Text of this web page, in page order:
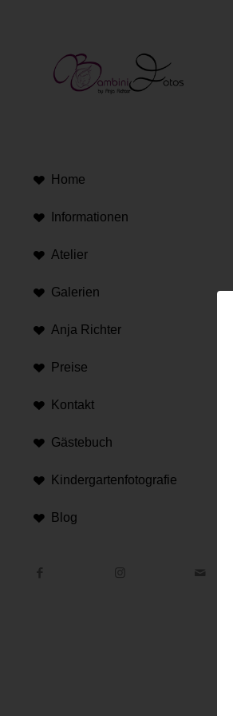
Home
Informationen
Atelier
Galerien
Anja Richter
Preise
Kontakt
Gästebuch
Kindergartenfotografie
Blog